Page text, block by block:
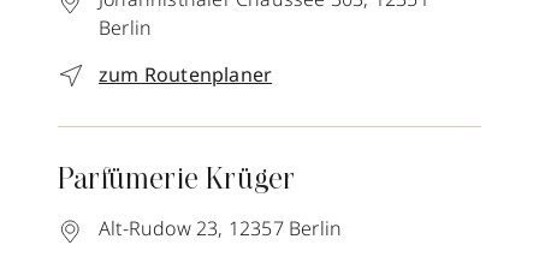
Berlin
zum Routenplaner
Parfümerie Krüger
Alt-Rudow 23, 12357 Berlin